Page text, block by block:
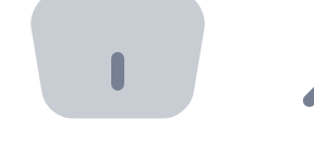
Integra un ATM Bitnovo en tu
Bitnovo API
Integra nuestra API en tu